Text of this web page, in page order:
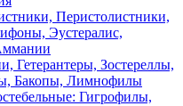
Перистолистники,
Эустералис,
Гетерантеры, Зостереллы,
Бакопы, Лимнофилы
Гигрофилы,